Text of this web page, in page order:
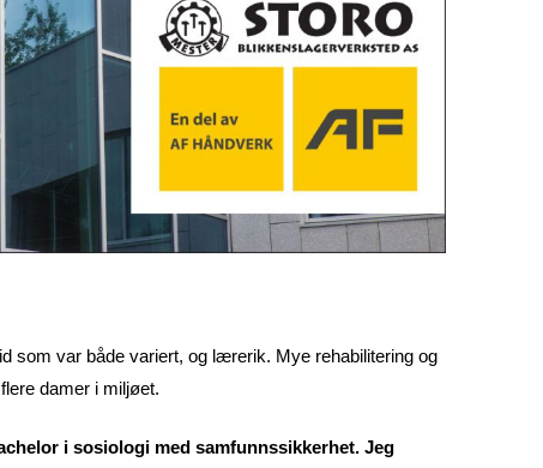
som var både variert, og lærerik. Mye rehabilitering og
damer i miljøet.
i sosiologi med samfunnssikkerhet. Jeg